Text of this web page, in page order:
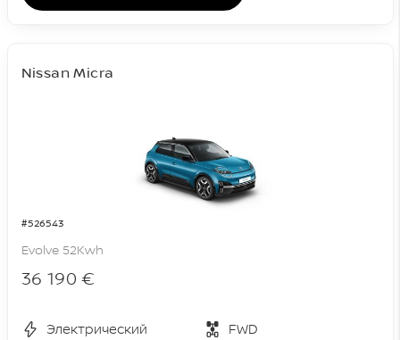
#526543
Nissan Micra
Evolve 52Kwh
36 190 €
Электрический
FWD